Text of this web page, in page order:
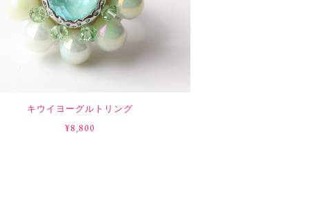
キウイヨーグルトリング
¥8,800